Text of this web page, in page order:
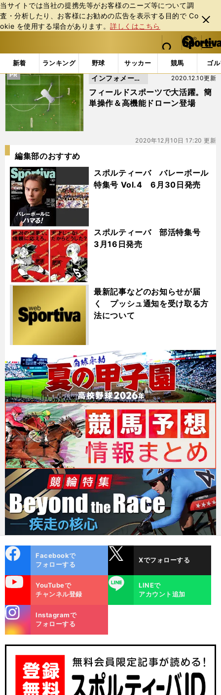
当サイトでは当社の提携先等がお客様のニーズ等について調
査・分析したり、お客様にお勧めの広告を表⽰する⽬的で Co
okie を使⽤する場合があります。詳しくはこちら
閉じ
る
web Sportiva (webスポルティーバ)
検索
マイペ
ー
ジ
メニュ
新着 ランキング 野球 サッカー 競馬 ゴ
b
ス
ポ
ィ
バ
「#DJI Mini 2」の最新ニュース・ 情報
フィールドスポーツで大活躍。簡
単操作＆高機能ドローン登場
2020.12.10更新
インフォメーシ
ョン
PR
2020年12月10日 17:20 更新
編集部のおすすめ
スポルティーバ バレーボール
特集号 Vol.4 6月30日発売
スポルティーバ 部活特集号
3月16日発売
最新記事などのお知らせが届
く プッシュ通知を受け取る方
法について
ok
Facebookで
フォローする
Xでフォローする
YouTubeで
チャンネル登録
LINE
LINEで
アカウント追加
m
Instagramで
フォローする